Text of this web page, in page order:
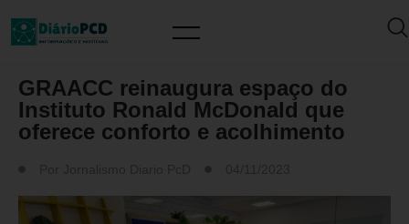
GRAACC reinaugura espaço do
Instituto Ronald McDonald que
oferece conforto e acolhimento